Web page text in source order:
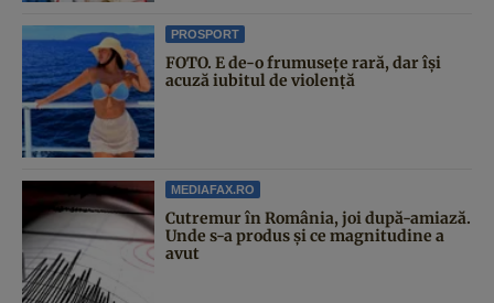
PROSPORT
FOTO. E de-o frumusețe rară, dar își
acuză iubitul de violență
MEDIAFAX.RO
Cutremur în România, joi după-amiază.
Unde s-a produs și ce magnitudine a
avut